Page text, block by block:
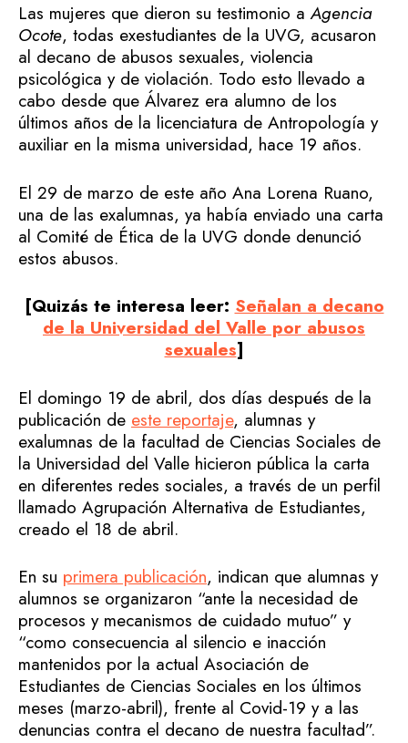
Las mujeres que dieron su testimonio aAgencia
Ocote, todas exestudiantes de la UVG, acusaron
al decano de abusos sexuales, violencia
psicológica y de violación. Todo esto llevado a
cabo desde que Álvarez era alumno de los
últimos años de la licenciatura de Antropología y
auxiliar en la misma universidad, hace 19 años.
El 29 de marzo de este año Ana Lorena Ruano,
una de las exalumnas, ya había enviado una carta
al Comité de Ética de la UVG donde denunció
estos abusos.
[Quizás te interesa leer: Señalan a decano
de la Universidad del Valle por abusos
sexuales]
El domingo 19 de abril, dos días después de la
publicación de este reportaje, alumnas y
exalumnas de la facultad de Ciencias Sociales de
la Universidad del Valle hicieron pública la carta
en diferentes redes sociales, a través de un perfil
llamado Agrupación Alternativa de Estudiantes,
creado el 18 de abril.
En su primera publicación, indican que alumnas y
alumnos se organizaron “ante la necesidad de
procesos y mecanismos de cuidado mutuo” y
“como consecuencia al silencio e inacción
mantenidos por la actual Asociación de
Estudiantes de Ciencias Sociales en los últimos
meses (marzo-abril), frente al Covid-19 y a las
denuncias contra el decano de nuestra facultad”.